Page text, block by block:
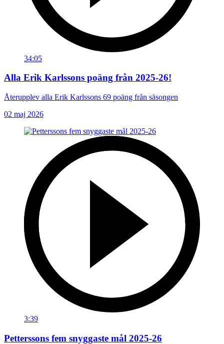
34:05
Alla Erik Karlssons poäng från 2025-26!
Återupplev alla Erik Karlssons 69 poäng från säsongen
02 maj 2026
3:39
Petterssons fem snyggaste mål 2025-26